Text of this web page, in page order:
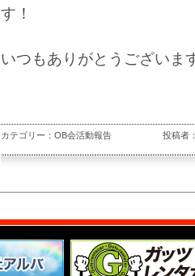
す！
いつもありがとうございま
カテゴリー：OB会活動報告 投稿者